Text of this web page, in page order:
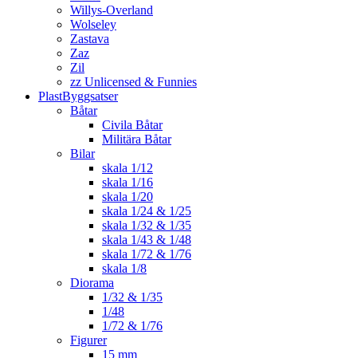
Willys-Overland
Wolseley
Zastava
Zaz
Zil
zz Unlicensed & Funnies
PlastByggsatser
Båtar
Civila Båtar
Militära Båtar
Bilar
skala 1/12
skala 1/16
skala 1/20
skala 1/24 & 1/25
skala 1/32 & 1/35
skala 1/43 & 1/48
skala 1/72 & 1/76
skala 1/8
Diorama
1/32 & 1/35
1/48
1/72 & 1/76
Figurer
15 mm